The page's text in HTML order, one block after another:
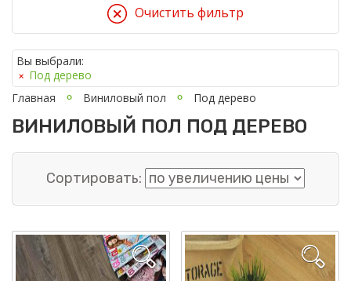
Очистить фильтр
Вы выбрали:
Под дерево
Главная
Виниловый пол Под дерево
ВИНИЛОВЫЙ ПОЛ ПОД ДЕРЕВО
Сортировать: